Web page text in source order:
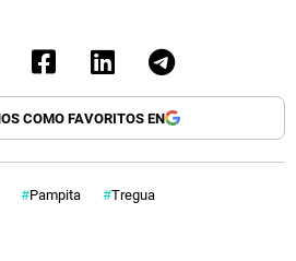
COMO FAVORITOS EN
Pampita Tregua